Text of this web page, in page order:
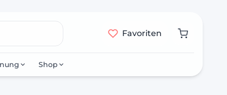
Favoriten
Shop